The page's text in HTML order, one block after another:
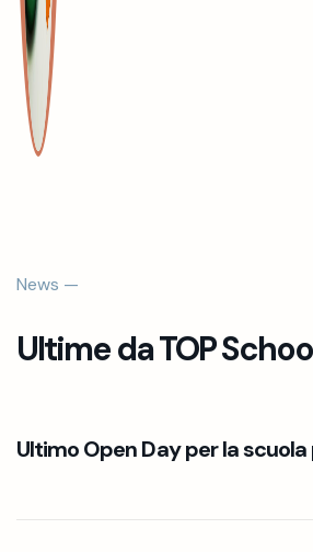
News —
Ultime da TOP
Ultimo Open Day per la